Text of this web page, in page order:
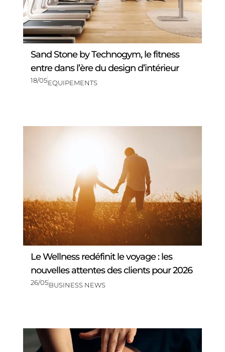
Sand Stone by Technogym, le fitness
entre dans l’ère du design d’intérieur
18/05EQUIPEMENTS
Le Wellness redéfinit le voyage : les
nouvelles attentes des clients pour 2026
26/05BUSINESS NEWS